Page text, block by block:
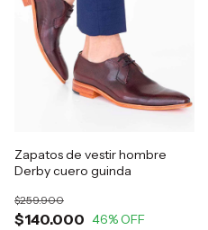
Zapatos de vestir hombre
Derby cuero guinda
$140.000
$259.900
46% OFF